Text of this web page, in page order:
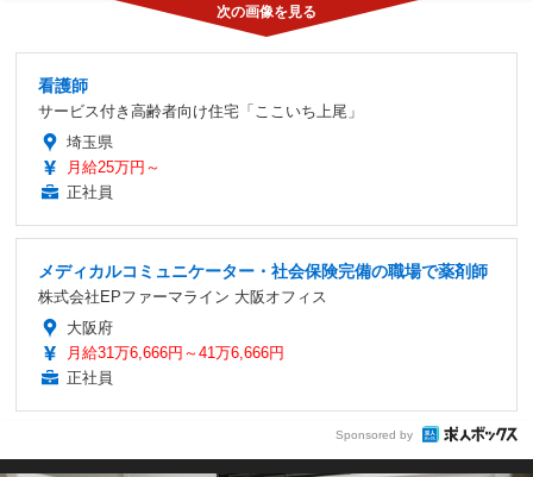
看護師
サービス付き高齢者向け住宅「ここいち上尾」
埼玉県
月給25万円～
正社員
メディカルコミュニケーター・社会保険完備の職場で薬剤師
株式会社EPファーマライン 大阪オフィス
大阪府
月給31万6,666円～41万6,666円
正社員
Sponsored by